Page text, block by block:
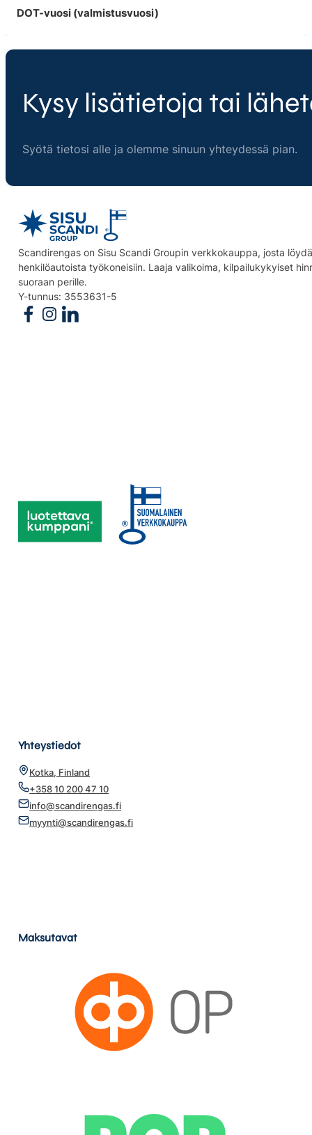
DOT-vuosi (valmistusvuosi)
Kysy lisätietoja tai
Syötä tietosi alle ja olemme sinuun yhteydessä pian.
Scandirengas on Sisu Scandi Groupin verkkokauppa, josta
henkilöautoista työkoneisiin. Laaja valikoima, kilpailukykyiset
suoraan perille.
Y-tunnus: 3553631-5
Follow us on Facebook
Follow us on Instagram
Follow us on Linkedin
Yhteystiedot
Kotka, Finland
+358 10 200 47 10
info@scandirengas.fi
myynti@scandirengas.fi
Maksutavat